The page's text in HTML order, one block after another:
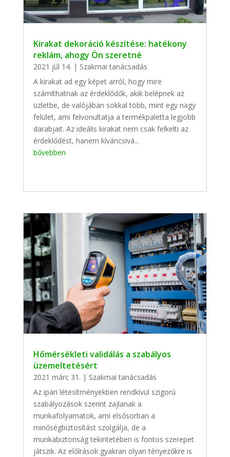
Kirakat dekoráció készítése: hatékony
reklám, ahogy Ön szeretné
2021 júl 14. | Szakmai tanácsadás
A kirakat ad egy képet arról, hogy mire
számíthatnak az érdeklődők, akik belépnek az
üzletbe, de valójában sokkal több, mint egy nagy
felület, ami felvonultatja a termékpaletta legjobb
darabjait. Az ideális kirakat nem csak felkelti az
érdeklődést, hanem kíváncsivá...
bővebben
Hőmérsékleti validálás a szabályos
üzemeltetésért
2021 márc 31. | Szakmai tanácsadás
Az ipari létesítményekben rendkívül szigorú
szabályozások szerint zajlanak a
munkafolyamatok, ami elsősorban a
minőségbiztosítást szolgálja, de a
munkabiztonság tekintetében is fontos szerepet
játszik. Az előírások gyakran olyan tényezőkre is